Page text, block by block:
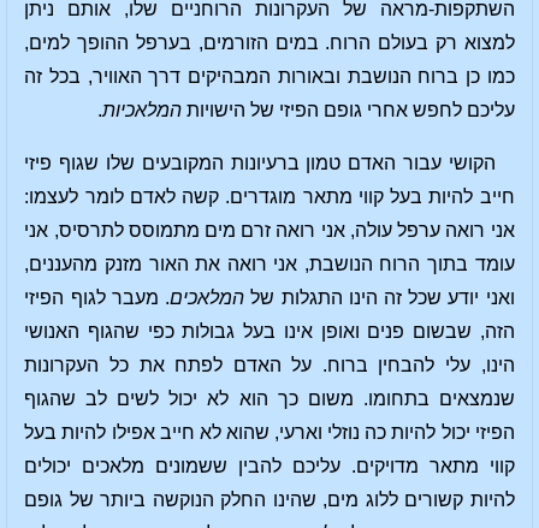
השתקפות-מראה של העקרונות הרוחניים שלו, אותם ניתן
למצוא רק בעולם הרוח. במים הזורמים, בערפל ההופך למים,
כמו כן ברוח הנושבת ובאורות המבהיקים דרך האוויר, בכל זה
עליכם לחפש אחרי גופם הפיזי של הישויותהמלאכיות.
הקושי עבור האדם טמון ברעיונות המקובעים שלו שגוף פיזי
חייב להיות בעל קווי מתאר מוגדרים. קשה לאדם לומר לעצמו:
אני רואה ערפל עולה, אני רואה זרם מים מתמוסס לתרסיס, אני
עומד בתוך הרוח הנושבת, אני רואה את האור מזנק מהעננים,
ואני יודע שכל זה הינו התגלות של המלאכים. מעבר לגוף הפיזי
הזה, שבשום פנים ואופן אינו בעל גבולות כפי שהגוף האנושי
הינו, עלי להבחין ברוח. על האדם לפתח את כל העקרונות
שנמצאים בתחומו. משום כך הוא לא יכול לשים לב שהגוף
הפיזי יכול להיות כה נוזלי וארעי, שהוא לא חייב אפילו להיות בעל
קווי מתאר מדויקים. עליכם להבין ששמונים מלאכים יכולים
להיות קשורים ללוג מים, שהינו החלק הנוקשה ביותר של גופם